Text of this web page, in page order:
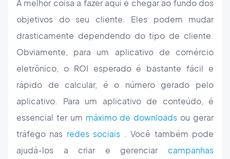
A melhor coisa a fazer aqui é chegar ao fundo dos
objetivos do seu cliente. Eles podem mudar
drasticamente dependendo do tipo de cliente.
Obviamente, para um aplicativo de comércio
eletrônico, o ROI esperado é bastante fácil e
rápido de calcular, é o número gerado pelo
aplicativo. Para um aplicativo de conteúdo, é
essencial ter um máximo de downloads ou gerar
tráfego nas redes sociais . Você também pode
ajudá-los a criar e gerenciar campanhas